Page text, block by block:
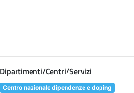
Dipartimenti/Centri/Servizi
Centro nazionale dipendenze e doping